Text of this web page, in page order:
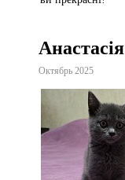
Октябрь 2025